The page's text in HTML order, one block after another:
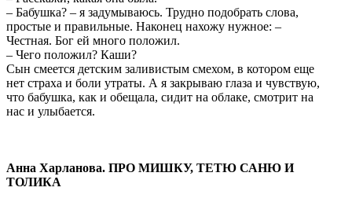
– Бабушка? – я задумываюсь. Трудно подобрать слова,
простые и правильные. Наконец нахожу нужное: –
Честная. Бог ей много положил.
– Чего положил? Каши?
Сын смеется детским заливистым смехом, в котором еще
нет страха и боли утраты. А я закрываю глаза и чувствую,
что бабушка, как и обещала, сидит на облаке, смотрит на
нас и улыбается.
Анна Харланова. ПРО МИШКУ, ТЕТЮ САНЮ И
ТОЛИКА